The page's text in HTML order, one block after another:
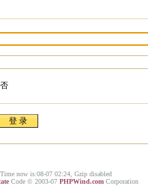
否
now is:08-07 02:24, Gzip disabled
Code © 2003-07 PHPWind.com Corporation